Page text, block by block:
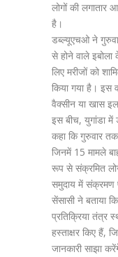
लोगों की लगातार
है।
डब्ल्यूएचओ ने
से होने वाले
लिए मरीजों को
किया गया है। इस
वैक्सीन या खास
इस बीच, युगांडा में
कहा कि गुरुवार
जिनमें 15 मामले
रूप से संक्रमित
समुदाय में संक्रमण
सेंसासी ने बताया
प्रतिक्रिया तंत्र
हस्ताक्षर किए हैं,
जानकारी साझा